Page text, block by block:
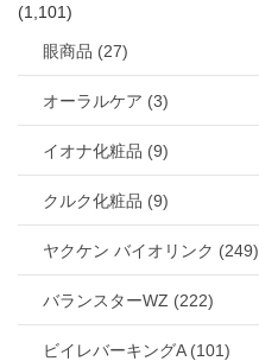
(1,101)
眼商品 (27)
オーラルケア (3)
イオナ化粧品 (9)
クルク化粧品 (9)
ヤクケン バイオリンク (249)
バランスターWZ (222)
ビイレバーキングA (101)